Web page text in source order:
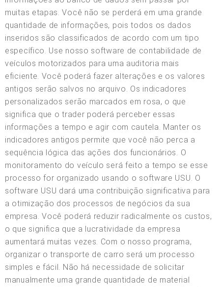
muitas etapas. Você não se perderá em uma grande
quantidade de informações, pois todos os dados
inseridos são classificados de acordo com um tipo
específico. Use nosso software de contabilidade de
veículos motorizados para uma auditoria mais
eficiente. Você poderá fazer alterações e os valores
antigos serão salvos no arquivo. Os indicadores
personalizados serão marcados em rosa, o que
significa que o trader poderá perceber essas
informações a tempo e agir com cautela. Manter os
indicadores antigos permite que você não perca a
sequência lógica das ações dos funcionários. O
monitoramento do veículo será feito a tempo se esse
processo for organizado usando o software USU. O
software USU dará uma contribuição significativa para
a otimização dos processos de negócios da sua
empresa. Você poderá reduzir radicalmente os custos,
o que significa que a lucratividade da empresa
aumentará muitas vezes. Com o nosso programa,
organizar o transporte de carro será um processo
simples e fácil. Não há necessidade de solicitar
manualmente uma grande quantidade de material